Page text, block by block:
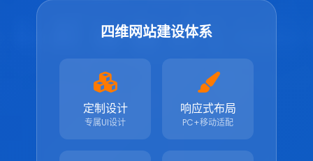
四维网站建设体系
定制设计
专属UI设计
响应式布局
PC+移动适配